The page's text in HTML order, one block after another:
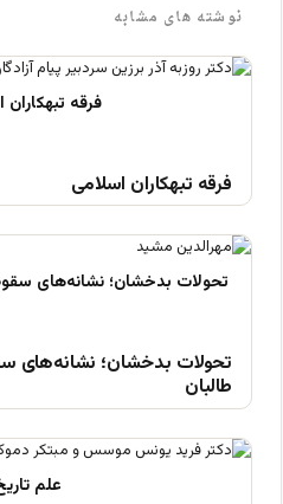
نوشته های مشابه
فرقه تبهکاران اسلامی
تحولات بدخشان؛ نشانه‌های
طالبان